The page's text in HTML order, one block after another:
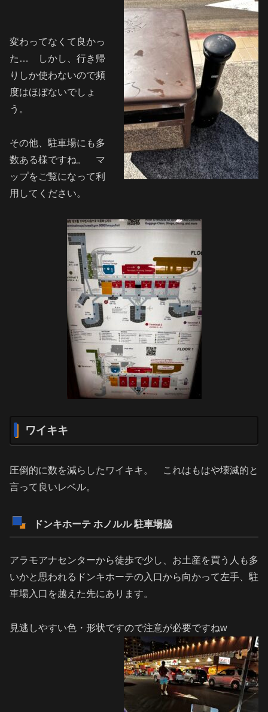
変わってなくて良かっ
た… しかし、行き帰
りしか使わないので頻
度はほぼないでしょ
う。
その他、駐車場にも多
数ある様ですね。 マ
ップをご覧になって利
用してください。
ワイキキ
圧倒的に数を減らしたワイキキ。 これはもはや壊滅的と
言って良いレベル。
ドンキホーテ ホノルル 駐車場脇
アラモアナセンターから徒歩で少し、お土産を買う人も多
いかと思われるドンキホーテの入口から向かって左手、駐
車場入口を越えた先にあります。
見逃しやすい色・形状ですので注意が必要ですねw